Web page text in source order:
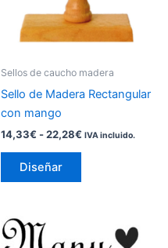
Sellos de caucho madera
Sello de Madera Rectangular
con mango
14,33€ -22,28€ IVA incluido.
Diseñar
Las
opciones
se
en
página